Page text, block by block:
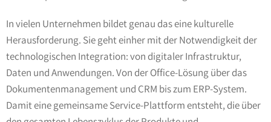
In vielen Unternehmen bildet genau das eine kulturelle
Herausforderung. Sie geht einher mit der Notwendigkeit der
technologischen Integration: von digitaler Infrastruktur,
Daten und Anwendungen. Von der Office-Lösung über das
Dokumentenmanagement und CRM bis zum ERP-System.
Damit eine gemeinsame Service-Plattform entsteht, die über